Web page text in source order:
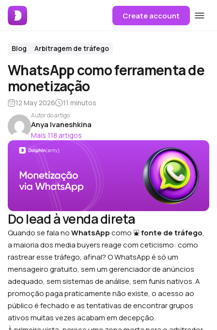
Create account
Blog Arbitragem de tráfego
WhatsApp como ferramenta de
monetização
12 May 2026 11 minutos
Autor do artigo
Anya Ivaneshkina
Mais 118 artigos
Do lead à venda direta
Quando se fala noWhatsAppcomo ⛲fonte de tráfego,
a maioria dos media buyers reage com ceticismo: como
rastrear esse tráfego, afinal? O WhatsApp é só um
mensageiro gratuito, sem um gerenciador de anúncios
adequado, sem sistemas de análise, sem funis nativos. A
promoção paga praticamente não existe, o acesso ao
público é fechado e as tentativas de encontrar grupos
ativos muitas vezes acabam em decepção.